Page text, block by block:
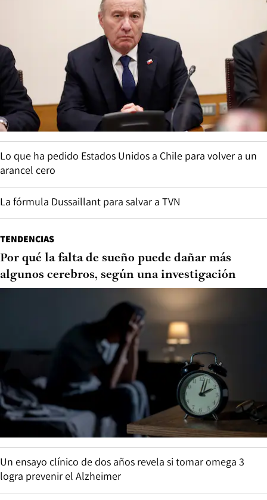
Lo que ha pedido Estados Unidos a Chile para volver a un
arancel cero
La fórmula Dussaillant para salvar a TVN
TENDENCIAS
Por qué la falta de sueño puede dañar más
algunos cerebros, según una investigación
Un ensayo clínico de dos años revela si tomar omega 3
logra prevenir el Alzheimer